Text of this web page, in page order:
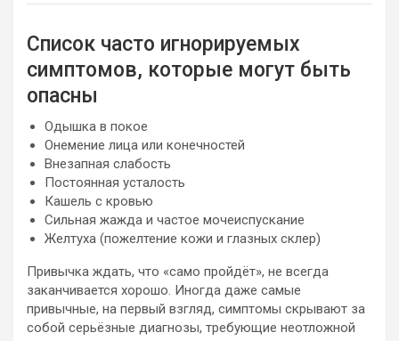
Список часто игнорируемых
симптомов, которые могут быть
опасны
Одышка в покое
Онемение лица или конечностей
Внезапная слабость
Постоянная усталость
Кашель с кровью
Сильная жажда и частое мочеиспускание
Желтуха (пожелтение кожи и глазных склер)
Привычка ждать, что «само пройдёт», не всегда
заканчивается хорошо. Иногда даже самые
привычные, на первый взгляд, симптомы скрывают за
собой серьёзные диагнозы, требующие неотложной